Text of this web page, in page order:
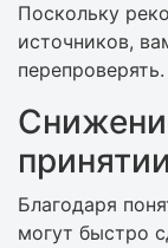
Поскольку
источников,
перепроверять.
Благодаря
могут быстро